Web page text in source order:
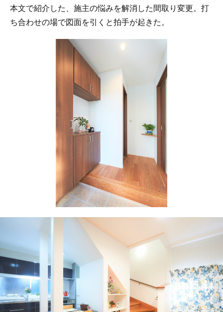
本文で紹介した、施主の悩みを解消した間取り変更。打
ち合わせの場で図面を引くと拍手が起きた。